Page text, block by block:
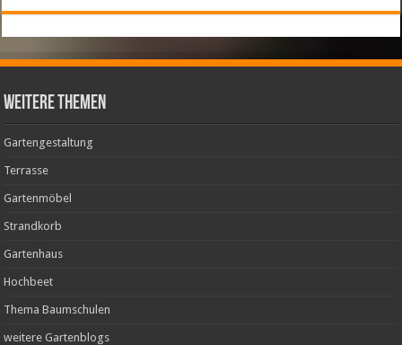
weitere Themen
Gartengestaltung
Terrasse
Gartenmöbel
Strandkorb
Gartenhaus
Hochbeet
Thema Baumschulen
weitere Gartenblogs